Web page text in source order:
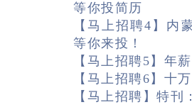
等你投简历
【马上招聘4】内
等你来投！
【马上招聘5】年
【马上招聘6】十
【马上招聘】特